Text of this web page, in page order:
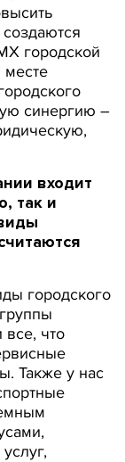
городской
месте
синергию –
входит
так и
городского
что
Также у нас